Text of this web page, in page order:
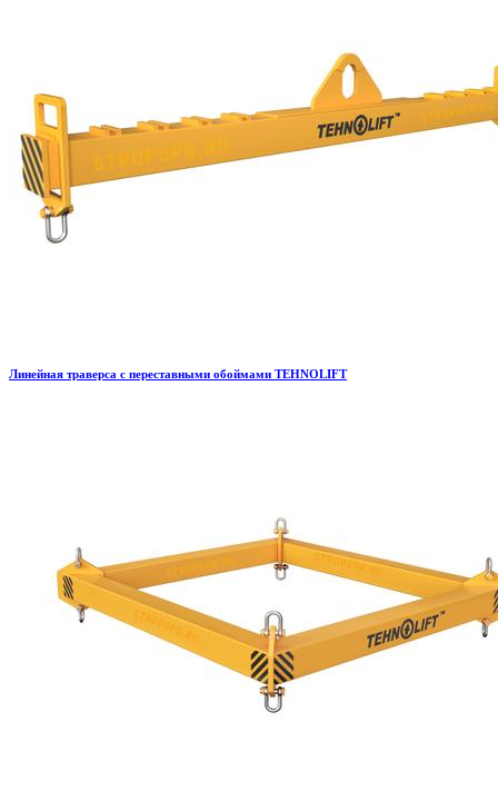
Линейная траверса с переставными обоймами TEHNOLIFT